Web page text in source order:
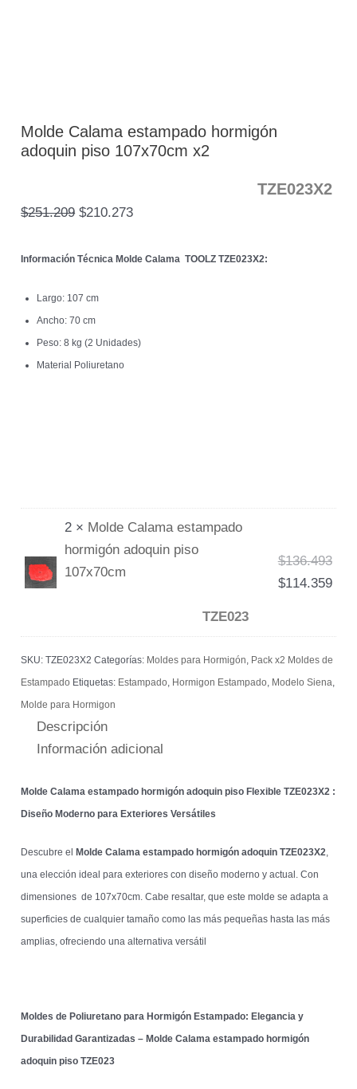
Molde Calama estampado hormigón
adoquin piso 107x70cm x2
TZE023X2
$251.209 $210.273
Información Técnica Molde Calama TOOLZTZE023X2:
Largo: 107 cm
Ancho: 70 cm
Peso: 8 kg (2 Unidades)
Material Poliuretano
2 × Molde Calama estampado
hormigón adoquin piso
107x70cm
TZE023
$136.493
$114.359
SKU:TZE023X2 Categorías: Moldes para Hormigón, Pack x2 Moldes de
Estampado Etiquetas: Estampado, Hormigon Estampado, Modelo Siena,
Molde para Hormigon
Descripción
Información adicional
Molde Calama estampado hormigón adoquin piso Flexible TZE023X2 :
Diseño Moderno para Exteriores Versátiles
Descubre elMolde Calama estampado hormigón adoquin TZE023X2
una elección ideal para exteriores con diseño moderno y actual. Con
dimensiones de 107x70cm. Cabe resaltar, que este molde se adapta a
superficies de cualquier tamaño como las más pequeñas hasta las más
amplias, ofreciendo una alternativa versátil
Moldes de Poliuretano para Hormigón Estampado: Elegancia y
Durabilidad Garantizadas – Molde Calama estampado hormigón
adoquin piso TZE023